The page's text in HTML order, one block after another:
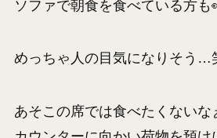
ソファで朝食を食べている方も
めっちゃ人の目気になりそう…
あそこの席では食べたくないな